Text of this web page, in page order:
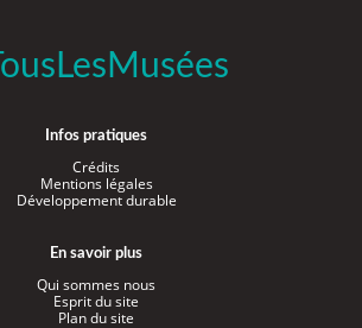
TousLesMusées
Infos pratiques
Crédits
Mentions légales
Développement durable
En savoir plus
Qui sommes nous
Esprit du site
Plan du site